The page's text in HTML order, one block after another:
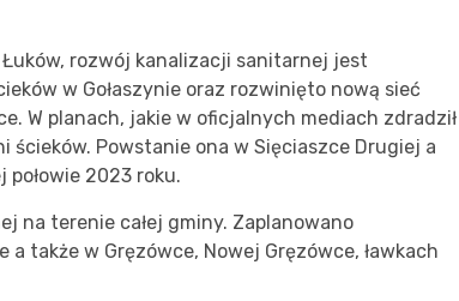
rozwój kanalizacji sanitarnej jest
w Gołaszynie oraz rozwinięto nową sieć
W planach, jakie w oficjalnych mediach zdradził
Powstanie ona w Sięciaszce Drugiej a
2023 roku.
na terenie całej gminy. Zaplanowano
także w Gręzówce, Nowej Gręzówce, ławkach